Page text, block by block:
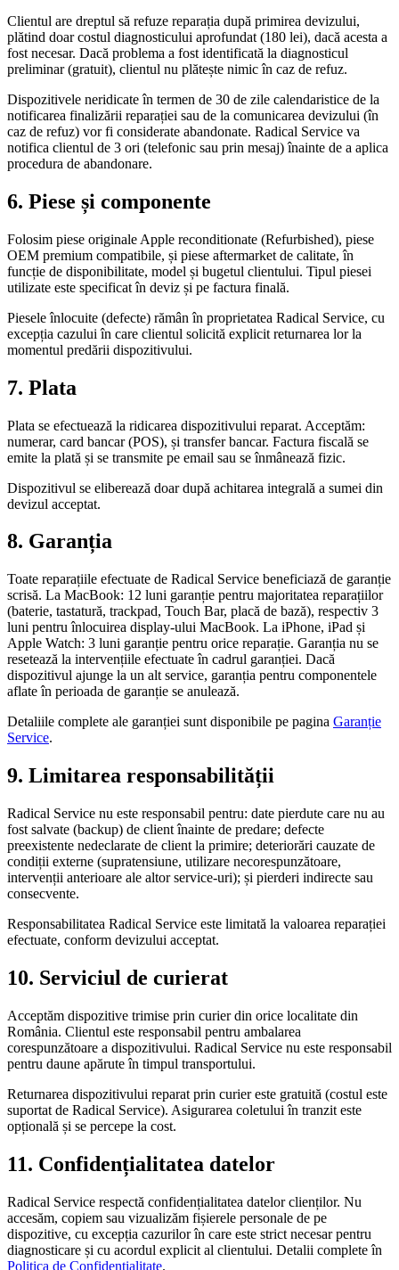
Clientul are dreptul să refuze reparația după primirea devizului,
plătind doar costul diagnosticului aprofundat (180 lei), dacă acesta a
fost necesar. Dacă problema a fost identificată la diagnosticul
preliminar (gratuit), clientul nu plătește nimic în caz de refuz.
Dispozitivele neridicate în termen de 30 de zile calendaristice de la
notificarea finalizării reparației sau de la comunicarea devizului (în
caz de refuz) vor fi considerate abandonate. Radical Service va
notifica clientul de 3 ori (telefonic sau prin mesaj) înainte de a aplica
procedura de abandonare.
6. Piese și componente
Folosim piese originale Apple reconditionate (Refurbished), piese
OEM premium compatibile, și piese aftermarket de calitate, în
funcție de disponibilitate, model și bugetul clientului. Tipul piesei
utilizate este specificat în deviz și pe factura finală.
Piesele înlocuite (defecte) rămân în proprietatea Radical Service, cu
excepția cazului în care clientul solicită explicit returnarea lor la
momentul predării dispozitivului.
7. Plata
Plata se efectuează la ridicarea dispozitivului reparat. Acceptăm:
numerar, card bancar (POS), și transfer bancar. Factura fiscală se
emite la plată și se transmite pe email sau se înmânează fizic.
Dispozitivul se eliberează doar după achitarea integrală a sumei din
devizul acceptat.
8. Garanția
Toate reparațiile efectuate de Radical Service beneficiază de garanție
scrisă. La MacBook: 12 luni garanție pentru majoritatea reparațiilor
(baterie, tastatură, trackpad, Touch Bar, placă de bază), respectiv 3
luni pentru înlocuirea display-ului MacBook. La iPhone, iPad și
Apple Watch: 3 luni garanție pentru orice reparație. Garanția nu se
resetează la intervențiile efectuate în cadrul garanției. Dacă
dispozitivul ajunge la un alt service, garanția pentru componentele
aflate în perioada de garanție se anulează.
Detaliile complete ale garanției sunt disponibile pe pagina Garanție
Service.
9. Limitarea responsabilității
Radical Service nu este responsabil pentru: date pierdute care nu au
fost salvate (backup) de client înainte de predare; defecte
preexistente nedeclarate de client la primire; deteriorări cauzate de
condiții externe (supratensiune, utilizare necorespunzătoare,
intervenții anterioare ale altor service-uri); și pierderi indirecte sau
consecvente.
Responsabilitatea Radical Service este limitată la valoarea reparației
efectuate, conform devizului acceptat.
10. Serviciul de curierat
Acceptăm dispozitive trimise prin curier din orice localitate din
România. Clientul este responsabil pentru ambalarea
corespunzătoare a dispozitivului. Radical Service nu este responsabil
pentru daune apărute în timpul transportului.
Returnarea dispozitivului reparat prin curier este gratuită (costul este
suportat de Radical Service). Asigurarea coletului în tranzit este
opțională și se percepe la cost.
11. Confidențialitatea datelor
Radical Service respectă confidențialitatea datelor clienților. Nu
accesăm, copiem sau vizualizăm fișierele personale de pe
dispozitive, cu excepția cazurilor în care este strict necesar pentru
diagnosticare și cu acordul explicit al clientului. Detalii complete în
Politica de Confidențialitate.